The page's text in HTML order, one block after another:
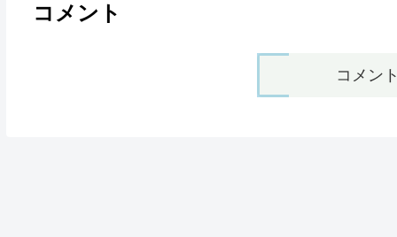
コメント
コメン